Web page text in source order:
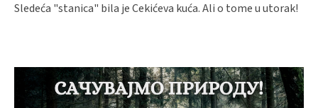
Sledeća "stanica" bila je Cekićeva kuća. Ali o tome u utorak!